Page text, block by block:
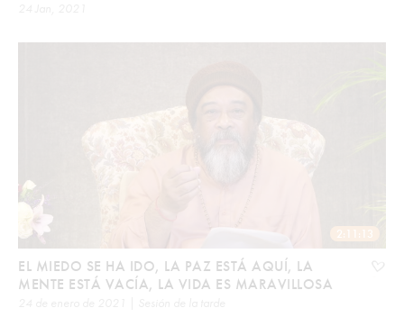
2:11:13
EL MIEDO SE HA IDO, LA PAZ ESTÁ AQUÍ, LA
MENTE ESTÁ VACÍA, LA VIDA ES MARAVILLOSA